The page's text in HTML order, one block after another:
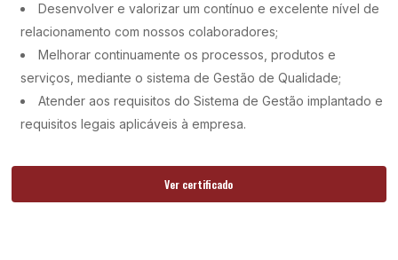
Desenvolver e valorizar um contínuo e excelente nível de
relacionamento com nossos colaboradores;
Melhorar continuamente os processos, produtos e
serviços, mediante o sistema de Gestão de Qualidade;
Atender aos requisitos do Sistema de Gestão implantado e
requisitos legais aplicáveis à empresa.
Ver certificado